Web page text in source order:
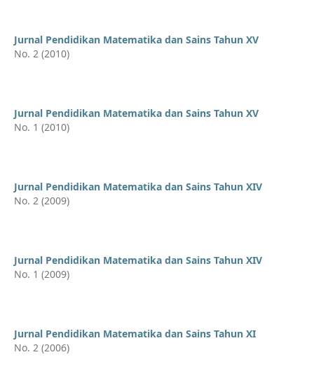
Jurnal Pendidikan Matematika dan Sains Tahun XV
No. 2 (2010)
Jurnal Pendidikan Matematika dan Sains Tahun XV
No. 1 (2010)
Jurnal Pendidikan Matematika dan Sains Tahun XIV
No. 2 (2009)
Jurnal Pendidikan Matematika dan Sains Tahun XIV
No. 1 (2009)
Jurnal Pendidikan Matematika dan Sains Tahun XI
No. 2 (2006)